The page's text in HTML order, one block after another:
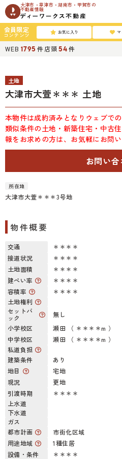
大津市・草津市・湖南市・甲賀市の
不動産情報
会員限定
コンテンツ お気に入り
WEB 1795 件店頭54 件
土地
大津市大萱＊＊＊ 土地
本物件は成約済みとなりウェブで
類似条件の土地・新築住宅・中古
報をお求めの方は、お気軽にお問い
お問い合
所在地
大津市大萱＊＊＊3号地
物件概要
交通
＊＊＊＊
接道状況
＊＊＊＊
土地面積
＊＊＊＊
建ぺい率
＊＊＊＊
容積率
＊＊＊＊
土地権利
セットバ
ック
無し
小学校区
瀬田 （ ＊＊＊＊m ）
中学校区
瀬田 （ ＊＊＊＊m ）
私道負担
建築条件
あり
地目
宅地
現況
更地
引渡時期
＊＊＊＊
上水道
下水道
ガス
都市計画
市街化区域
用途地域
1種住居
設備・条件
＊＊＊＊